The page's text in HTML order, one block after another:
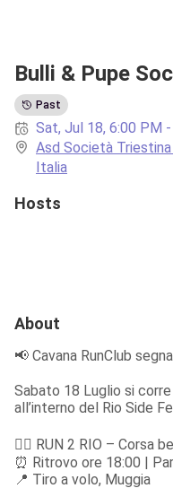
Bulli & Pupe
Past
Sat, Jul 18, 6:00 PM
Asd Società
Italia
Hosts
About
📢 Cavana RunClub
Sabato 18 Luglio si
all’interno del Rio Side
🏃‍♂️ RUN 2 RIO – Corsa
⏰ Ritrovo ore 18:00 |
📍 Tiro a volo, Muggia